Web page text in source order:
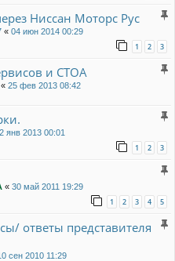
Ниссан Моторс Рус
« 04 июн 2014 00:29
1 2 3
и СТОА
« 25 фев 2013 08:42
янв 2013 00:01
1 2 3
« 30 май 2011 19:29
1 2 3 4 5
ответы представителя
сен 2010 11:29